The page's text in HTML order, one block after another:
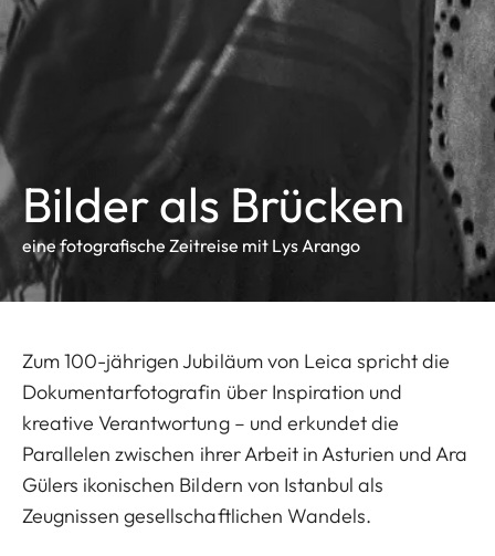
Bilder als Brücken
eine fotografische Zeitreise mit Lys Arango
Zum 100-jährigen Jubiläum von Leica spricht die
Dokumentarfotografin über Inspiration und
kreative Verantwortung – und erkundet die
Parallelen zwischen ihrer Arbeit in Asturien und Ara
Gülers ikonischen Bildern von Istanbul als
Zeugnissen gesellschaftlichen Wandels.